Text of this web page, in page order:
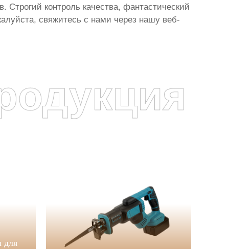
контроль качества, фантастический
свяжитесь с нами через нашу веб-
для